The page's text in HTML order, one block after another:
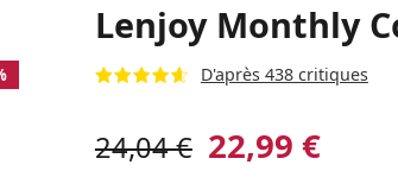
Lenjoy Monthly
D'après 438 critiques
24,04 € 22,99 €